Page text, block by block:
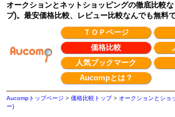
オークションとネットショッピングの徹底比較
プ)。最安価格比較、レビュー比較なんでも無料
ＴＯＰページ
価格比較
人気ブックマーク
Aucompとは？
Aucompトップページ >価格比較トップ> オークションとショ
ー)